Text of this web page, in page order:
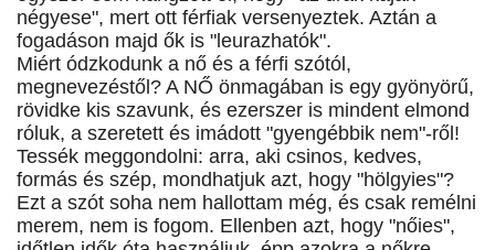
négyese", mert ott férfiak versenyeztek. Aztán a
fogadáson majd ők is "leurazhatók".
Miért ódzkodunk a nő és a férfi szótól,
megnevezéstől? A NŐ önmagában is egy gyönyörű,
rövidke kis szavunk, és ezerszer is mindent elmond
róluk, a szeretett és imádott "gyengébbik nem"-ről!
Tessék meggondolni: arra, aki csinos, kedves,
formás és szép, mondhatjuk azt, hogy "hölgyies"?
Ezt a szót soha nem hallottam még, és csak remélni
merem, nem is fogom. Ellenben azt, hogy "nőies",